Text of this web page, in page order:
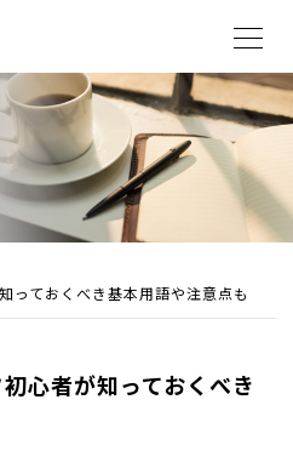
っておくべき基本用語や注意点も
心者が知っておくべき